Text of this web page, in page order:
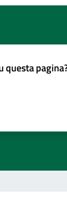
questa